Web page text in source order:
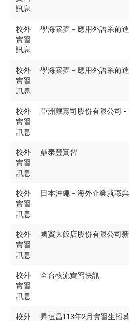
訊息
校外
實習
訊息
學海築夢－應用外語系前
校外
實習
訊息
學海築夢－應用外語系前
校外
實習
訊息
亞洲藏壽司股份有限公司 -
校外
實習
訊息
鼎泰豐實習
校外
實習
訊息
日本沖繩－海外企業就職
校外
實習
訊息
國賓大飯店股份有限公司
校外
實習
訊息
全台物流實習快訊
校外
昇恒昌113年2月實習生招